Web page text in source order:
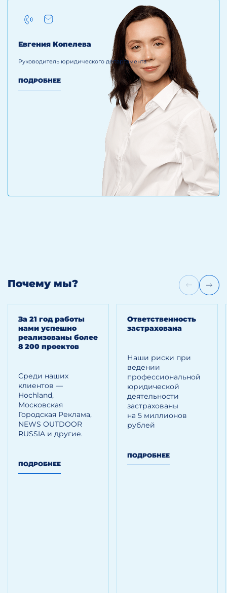
Евгения Копелева
Руководитель юридического департамента
ПОДРОБНЕЕ
Почему мы?
За 21 год работы
нами успешно
реализованы более
8 200 проектов
Среди наших
клиентов —
Hoсhland,
Московская
Городская Реклама,
NEWS OUTDOOR
RUSSIA и другие.
ПОДРОБНЕЕ
Ответственность
застрахована
Наши риски при
ведении
профессиональной
юридической
деятельности
застрахованы
на 5 миллионов
рублей
ПОДРОБНЕЕ